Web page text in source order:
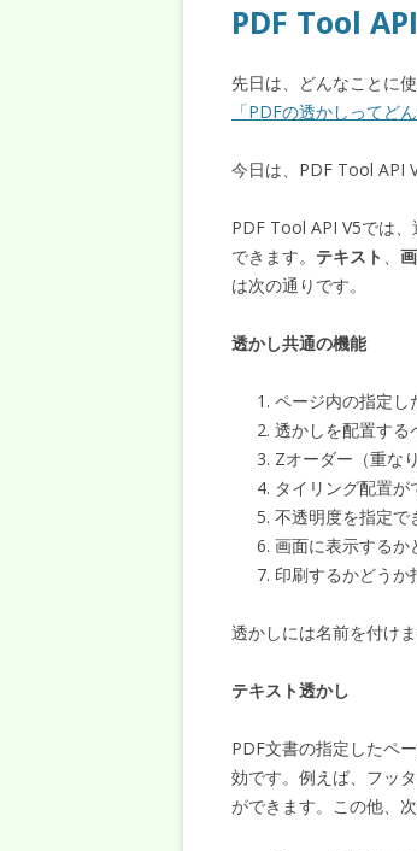
PDF Tool
先日は、どんなことに
「PDFの透かしってど
今日は、PDF Tool API
PDF Tool API V5では
できます。 テキスト 、
は次の通りです。
透かし共通の機能
ページ内の指定し
透かしを配置する
Zオーダー（重な
タイリング配置が
不透明度を指定で
画面に表示するか
印刷するかどうか
透かしには名前を付け
テキスト透かし
PDF文書の指定したペ
効です。例えば、フッ
ができます。この他、